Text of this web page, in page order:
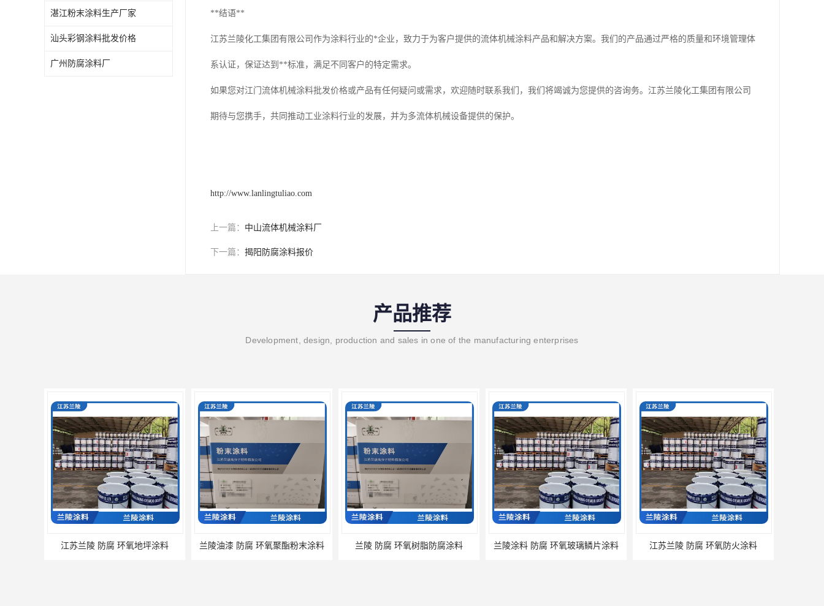
湛江粉末涂料生产厂家
汕头彩钢涂料批发价格
广州防腐涂料厂
**结语**
江苏兰陵化工集团有限公司作为涂料行业的*企业，致力于为客户提供的流体机械涂料产品和解决方案。我们的产品通过严格的质量和环境管理体
系认证，保证达到**标准，满足不同客户的特定需求。
如果您对江门流体机械涂料批发价格或产品有任何疑问或需求，欢迎随时联系我们，我们将竭诚为您提供的咨询务。江苏兰陵化工集团有限公司
期待与您携手，共同推动工业涂料行业的发展，并为多流体机械设备提供的保护。
http://www.lanlingtuliao.com
上一篇： 中山流体机械涂料厂
下一篇： 揭阳防腐涂料报价
产品推荐
Development, design, production and sales in one of the manufacturing enterprises
江苏兰陵 防腐 环氧地坪涂料 兰陵油漆 防腐 环氧聚酯粉末涂料 兰陵 防腐 环氧树脂防腐涂料 兰陵涂料 防腐 环氧玻璃鳞片涂料 江苏兰陵 防腐 环氧防火涂料